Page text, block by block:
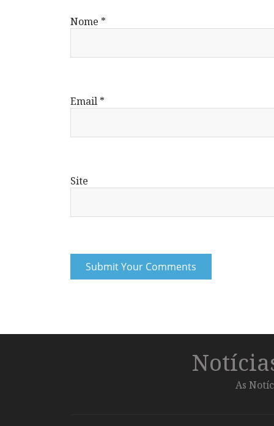
Nome *
Email *
Site
As